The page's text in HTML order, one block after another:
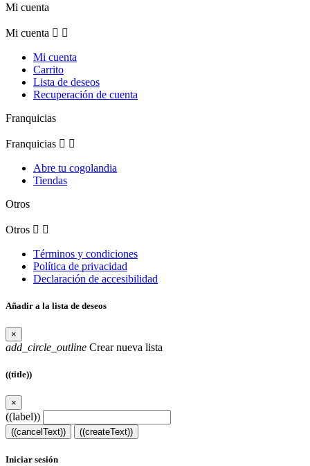
Mi cuenta
Mi cuenta  
Mi cuenta
Carrito
Lista de deseos
Recuperación de cuenta
Franquicias
Franquicias  
Abre tu cogolandia
Tiendas
Otros
Otros  
Términos y condiciones
Política de privacidad
Declaración de accesibilidad
Añadir a la lista de deseos
×
add_circle_outline Crear nueva lista
((title))
×
((label))
((cancelText)) ((createText))
Iniciar sesión